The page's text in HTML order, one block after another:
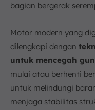
bagian bergerak
Motor modern yang
dilengkapi dengan
untuk mencegah
mulai atau berhenti
untuk melindungi
menjaga stabilitas